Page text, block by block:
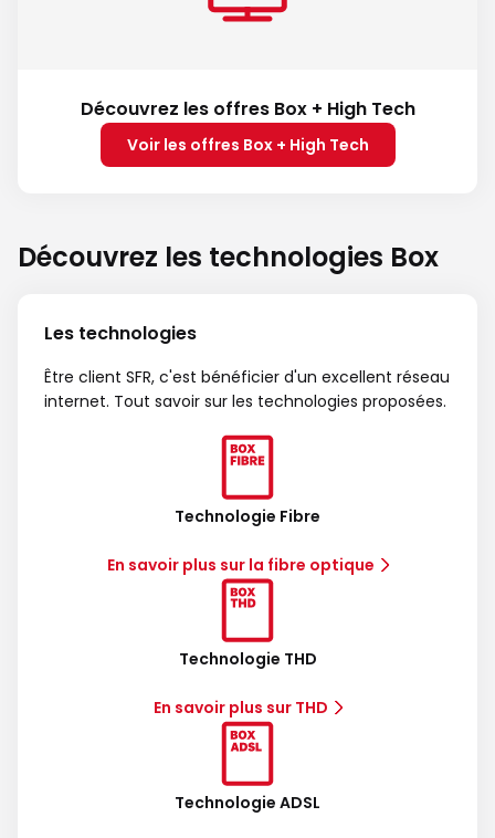
Découvrez les offres Box + High Tech
Voir les offres Box + High Tech
Découvrez les technologies Box
Les technologies
Être client SFR, c'est bénéficier d'un excellent réseau
internet. Tout savoir sur les technologies proposées.
Technologie Fibre
En savoir plus sur la fibre optique
Technologie THD
En savoir plus sur THD
Technologie ADSL